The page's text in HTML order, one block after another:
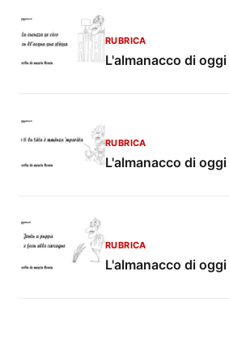
RUBRICA
L'almanacco di
RUBRICA
L'almanacco di
RUBRICA
L'almanacco di